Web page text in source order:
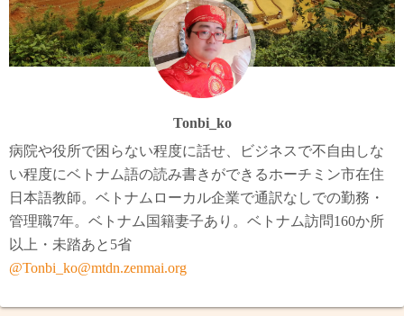
Tonbi_ko
病院や役所で困らない程度に話せ、ビジネスで不自由しな
い程度にベトナム語の読み書きができるホーチミン市在住
日本語教師。ベトナムローカル企業で通訳なしでの勤務・
管理職7年。ベトナム国籍妻子あり。ベトナム訪問160か所
以上・未踏あと5省
@Tonbi_ko@mtdn.zenmai.org